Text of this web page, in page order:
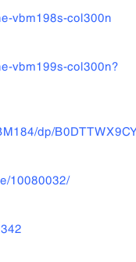
vbm198s-col300n
vbm199s-col300n?
dp/
10080032/